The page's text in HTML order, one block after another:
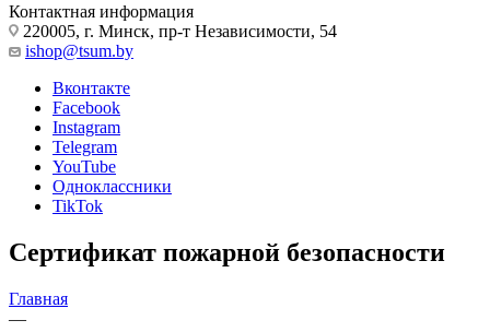
Контактная информация
220005, г. Минск, пр-т Независимости, 54
ishop@tsum.by
Вконтакте
Facebook
Instagram
Telegram
YouTube
Одноклассники
TikTok
Сертификат пожарной безопасности
Главная
—